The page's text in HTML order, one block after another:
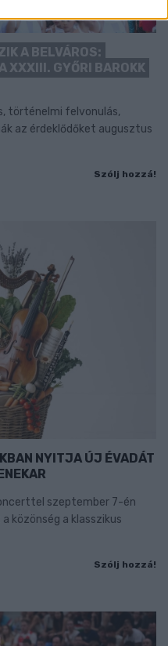
A BELVÁROS:
XXXIII. GYŐRI BAROKK
történelmi felvonulás,
az érdeklődőket augusztus
Szólj hozzá!
NYITJA ÚJ ÉVADÁT
szeptember 7-én
közönség a klasszikus
Szólj hozzá!